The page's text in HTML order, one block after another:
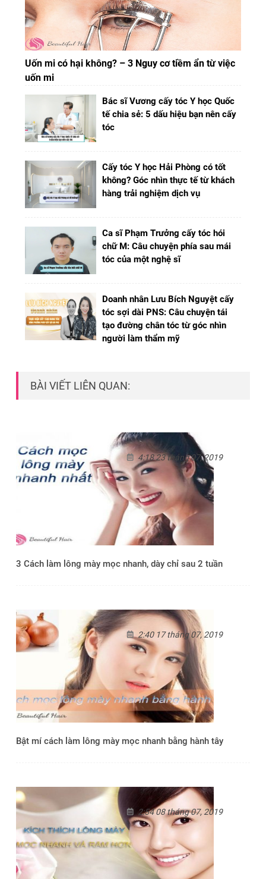
Uốn mi có hại không? – 3 Nguy cơ tiềm ẩn từ việc
uốn mi
Bác sĩ Vương cấy tóc Y học Quốc
tế chia sẻ: 5 dấu hiệu bạn nên cấy
tóc
Cấy tóc Y học Hải Phòng có tốt
không? Góc nhìn thực tế từ khách
hàng trải nghiệm dịch vụ
Ca sĩ Phạm Trưởng cấy tóc hói
chữ M: Câu chuyện phía sau mái
tóc của một nghệ sĩ
Doanh nhân Lưu Bích Nguyệt cấy
tóc sợi dài PNS: Câu chuyện tái
tạo đường chân tóc từ góc nhìn
người làm thẩm mỹ
BÀI VIẾT LIÊN QUAN:
3 Cách làm lông mày mọc nhanh, dày chỉ sau 2 tuần
4:18 23 tháng 07, 2019
Bật mí cách làm lông mày mọc nhanh bằng hành tây
2:40 17 tháng 07, 2019
2:54 08 tháng 07, 2019